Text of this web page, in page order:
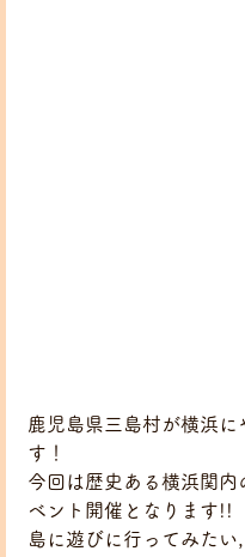
鹿児島県三島村が横浜に
す！
今回は歴史ある横浜関内
ベント開催となります!!
島に遊びに行ってみたい